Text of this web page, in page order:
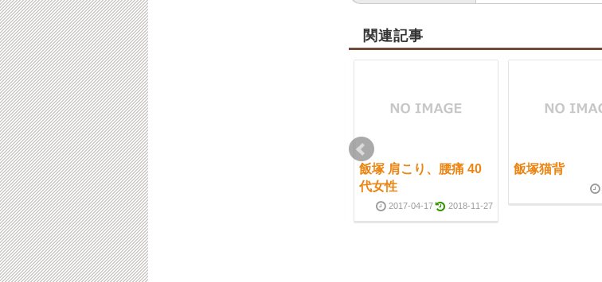
関連記事
、
12-27
肩こり 飯塚
2018-02-04 2018-11-27
飯塚 肩こり、腰痛 40
代女性
2017-04-17 2018-11-27
飯塚猫背